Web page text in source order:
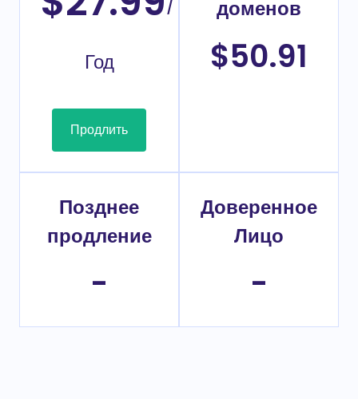
Год
Продлить
доменов
$50.91
Позднее
продление
-
Доверенное
Лицо
-